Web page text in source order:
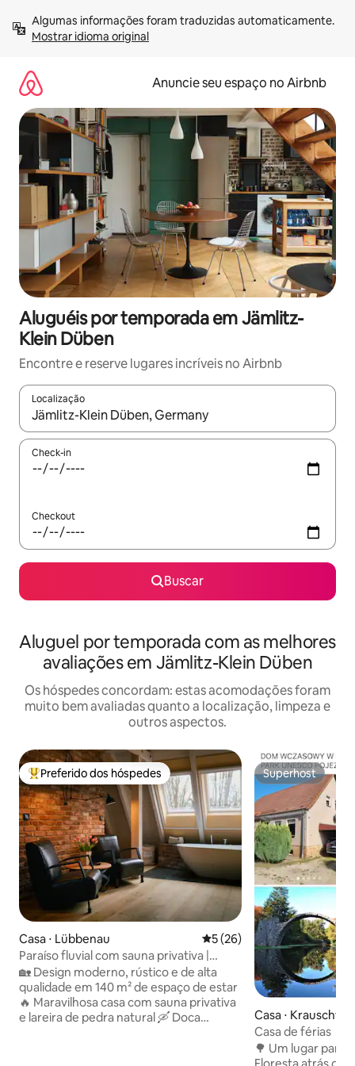
para
Mostrar idioma original
Anuncie seu espaço no Airbnb
Aluguéis por temporada em Jämlitz-
Klein Düben
Encontre e reserve lugares incríveis no Airbnb
Localização
Quando os resultados estiverem disponíveis, explore-os
Check-in
Checkout
Buscar
Aluguel por temporada com as melhores
avaliações em Jämlitz-Klein Düben
Os hóspedes concordam: estas acomodações foram
muito bem avaliadas quanto a localização, limpeza e
outros aspectos.
Entre os melhores preferidos dos hóspedes
Preferido dos hóspedes
Casa ⋅ Lübbenau 5 de uma avaliação média
5 (26)
Paraíso fluvial com sauna privativa |
Spreewald
🏡 Design moderno, rústico e de alta
qualidade em 140 m² de espaço de estar
🔥 Maravilhosa casa com sauna privativa
e lareira de pedra natural 🛶 Doca
Superhost
Superhost
Casa ⋅
Casa de férias
🌳 Um lugar para